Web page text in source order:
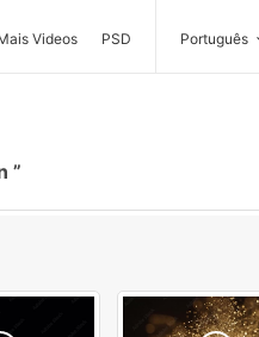
Videos PSD Português